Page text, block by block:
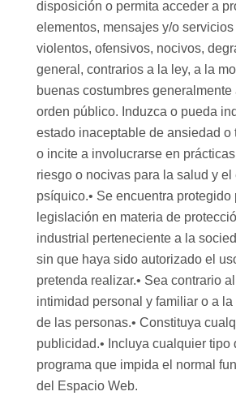
disposición o permita acceder a
elementos, mensajes y/o
violentos, ofensivos, nocivos,
general, contrarios a la ley, a la
buenas costumbres generalmente
orden público. Induzca o pueda
estado inaceptable de ansiedad o
o incite a involucrarse en
riesgo o nocivas para la salud y
psíquico.• Se encuentra protegido
legislación en materia de
industrial perteneciente a la
sin que haya sido autorizado el
pretenda realizar.• Sea contrario
intimidad personal y familiar o a
de las personas.• Constituya
publicidad.• Incluya cualquier tipo
programa que impida el normal
del Espacio Web.